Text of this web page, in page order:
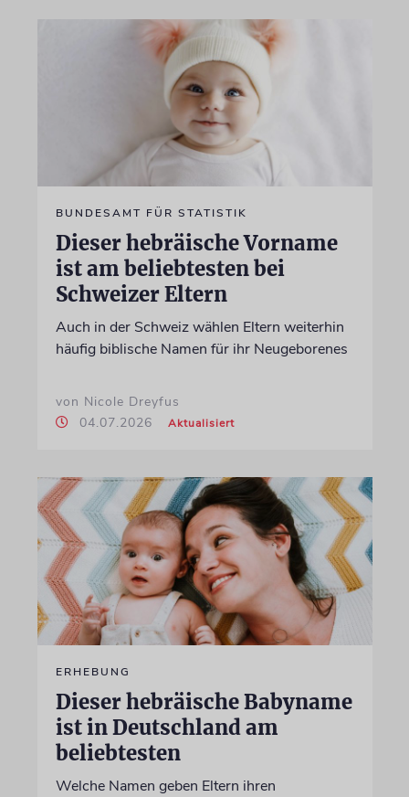
BUNDESAMT FÜR STATISTIK
Dieser hebräische Vorname
ist am beliebtesten bei
Schweizer Eltern
Auch in der Schweiz wählen Eltern weiterhin
häufig biblische Namen für ihr Neugeborenes
von Nicole Dreyfus
04.07.2026
Aktualisiert
ERHEBUNG
Dieser hebräische Babyname
ist in Deutschland am
beliebtesten
Welche Namen geben Eltern ihren